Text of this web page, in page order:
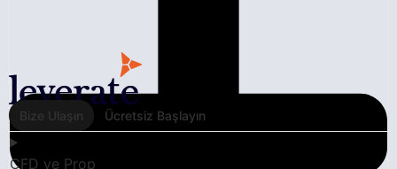
Bize Ulaşın Ücretsiz Başlayın
CFD ve Prop